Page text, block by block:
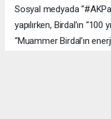
Sosyal medyada
yapılırken, Birdal’ın “100
“Muammer Birdal’ın